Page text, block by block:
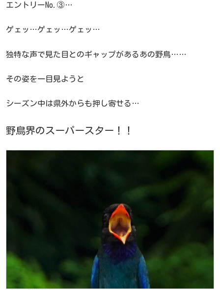
エントリーNo.③…
ゲェッ…ゲェッ…ゲェッ…
独特な声で見た目とのギャップがあるあの野鳥……
その姿を一目見ようと
シーズン中は県外からも押し寄せる…
野鳥界のスーパースター！！